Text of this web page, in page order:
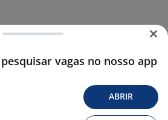
vagas no nosso app
ABRIR